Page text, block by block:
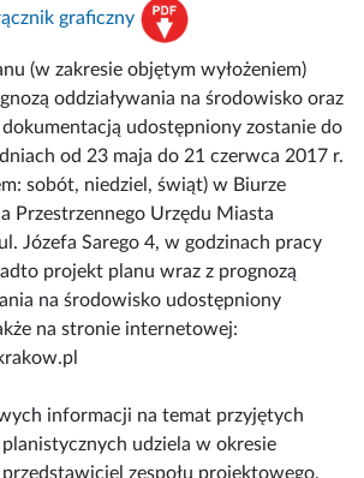
graficzny
(w zakresie objętym wyłożeniem)
oddziaływania na środowisko oraz
dokumentacją udostępniony zostanie do
od 23 maja do 21 czerwca 2017 r.
sobót, niedziel, świąt) w Biurze
Przestrzennego Urzędu Miasta
Józefa Sarego 4, w godzinach pracy
projekt planu wraz z prognozą
na środowisko udostępniony
na stronie internetowej:
informacji na temat przyjętych
udziela w okresie
przedstawiciel zespołu projektowego,